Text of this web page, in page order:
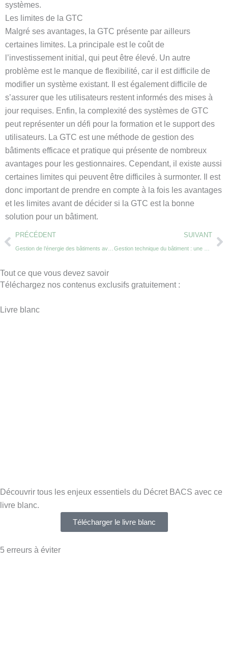
systèmes.
Les limites de la GTC
Malgré ses avantages, la GTC présente par ailleurs
certaines limites. La principale est le coût de
l’investissement initial, qui peut être élevé. Un autre
problème est le manque de flexibilité, car il est difficile de
modifier un système existant. Il est également difficile de
s’assurer que les utilisateurs restent informés des mises à
jour requises. Enfin, la complexité des systèmes de GTC
peut représenter un défi pour la formation et le support des
utilisateurs. La GTC est une méthode de gestion des
bâtiments efficace et pratique qui présente de nombreux
avantages pour les gestionnaires. Cependant, il existe aussi
certaines limites qui peuvent être difficiles à surmonter. Il est
donc important de prendre en compte à la fois les avantages
et les limites avant de décider si la GTC est la bonne
solution pour un bâtiment.
PrevPRÉCÉDENT SUIVANT
Tout ce que vous devez savoir
Téléchargez nos contenus exclusifs gratuitement :
Livre blanc
Découvrir tous les enjeux essentiels du Décret BACS avec ce
livre blanc.
Télécharger le livre blanc
5 erreurs à éviter